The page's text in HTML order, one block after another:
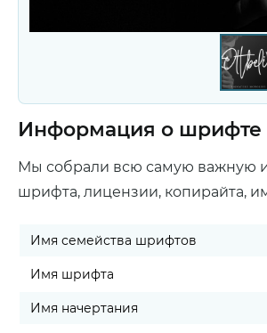
Информация о шрифте
Мы собрали всю самую важную
шрифта, лицензии, копирайта,
Имя семейства шрифтов
Имя шрифта
Имя начертания